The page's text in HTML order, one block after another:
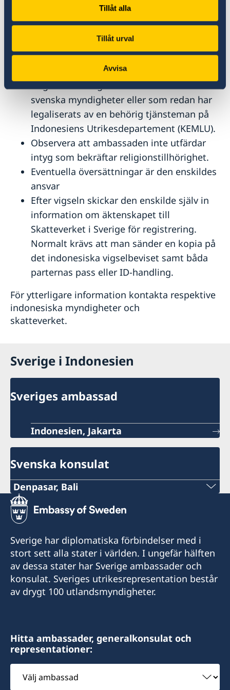
Tillåt alla
Tillåt urval
Avvisa
Indonesiska myndigheter kan begära
andra kompletterande handlingar, det är
den enskildes skyldighet att ta reda på vad
som krävs.
Ambassaden verifierar enbart
originalhandlingar som är utfärdade av
svenska myndigheter eller som redan har
legaliserats av en behörig tjänsteman på
Indonesiens Utrikesdepartement (KEMLU).
Observera att ambassaden inte utfärdar
intyg som bekräftar religionstillhörighet.
Eventuella översättningar är den enskildes
ansvar
Efter vigseln skickar den enskilde själv in
information om äktenskapet till
Skatteverket i Sverige för registrering.
Normalt krävs att man sänder en kopia på
det indonesiska vigselbeviset samt båda
parternas pass eller ID-handling.
För ytterligare information kontakta respektive
indonesiska myndigheter och
skatteverket.
Sverige i Indonesien
Sveriges ambassad
Indonesien, Jakarta
Svenska konsulat
Denpasar, Bali
Telefon:
+62-361-282 223
Mobiltelefon:
+62822 6699 6429
E-post:
Sveriges konsulat:
Segara Village Hotel
Jl. Segara Ayu, Sanur,
Denpasar 80228
Sverige har diplomatiska förbindelser med i
stort sett alla stater i världen. I ungefär hälften
av dessa stater har Sverige ambassader och
konsulat. Sveriges utrikesrepresentation består
av drygt 100 utlandsmyndigheter.
Hitta ambassader, generalkonsulat och
representationer:
Välj
ambassad